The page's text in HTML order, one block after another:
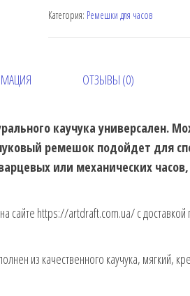
Категория: Ремешки для часов
ОТЗЫВЫ (0)
каучука универсален.
ремешок подойдет для
или механических
сайте https://artdraft.com.ua/ с
из качественного каучука, мягкий,